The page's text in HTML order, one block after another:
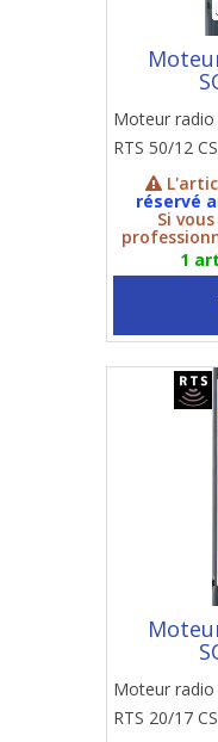
Moteur radio
RTS 50/12
réservé
Si
1
Moteur radio
RTS 20/17